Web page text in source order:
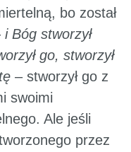
bo został
i Bóg stworzył
go, stworzył
– stworzył go z
swoimi
Ale jeśli
przez